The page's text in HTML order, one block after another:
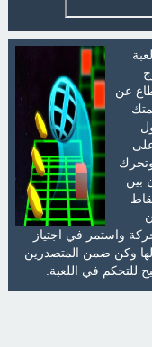
عن
بين
واستمر في اجتياز
لها وكن ضمن المتصدرين
للتحكم في اللعبة.